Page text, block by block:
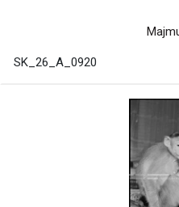
SK_26_A_0920